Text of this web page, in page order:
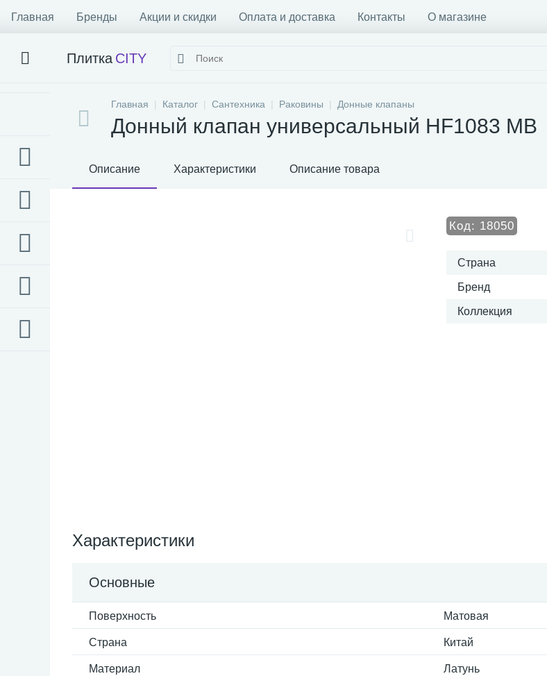
Главная Бренды Акции и скидки Оплата и доставка Контакты О магазине
Плитка CITY
Главная Каталог Сантехника Раковины Донные клапаны
Донный клапан универсальный HF1083 MB
Описание Характеристики Описание товара
Код: 18050
Страна
Бренд
Коллекция
Характеристики
Основные
Поверхность Матовая
Страна Китай
Материал Латунь